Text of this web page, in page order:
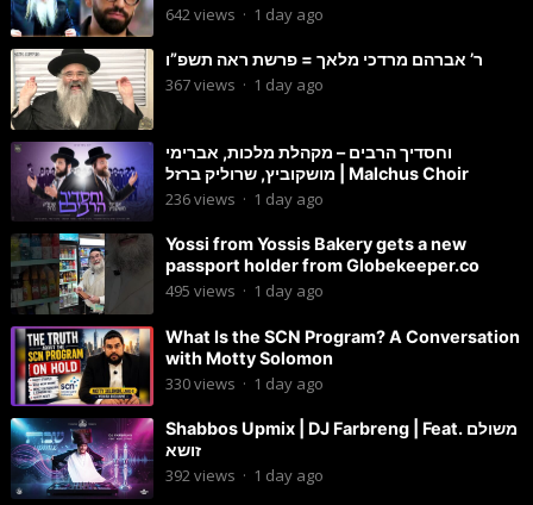
642 views · 1 day ago
ר’ אברהם מרדכי מלאך = פרשת ראה תשפ”ו
367views · 1 day ago
וחסדיך הרבים – מקהלת מלכות, אברימי
מושקוביץ, שרוליק ברזל | Malchus Choir
236views · 1 day ago
Yossi from Yossis Bakery gets a new
passport holder from Globekeeper.co
495 views · 1 day ago
What Is the SCN Program? A Conversation
with Motty Solomon
330views · 1 day ago
Shabbos Upmix | DJ Farbreng | Feat. משולם
זושא
392views · 1 day ago